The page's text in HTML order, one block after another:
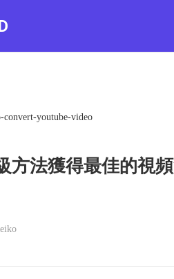
convert-youtube-video
方法獲得最佳的視